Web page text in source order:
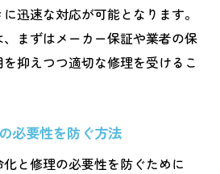
迅速な対応が可能となります。
まずはメーカー保証や業者の保
抑えつつ適切な修理を受けるこ
必要性を防ぐ方法
と修理の必要性を防ぐために